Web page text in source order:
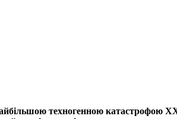
техногенною катастрофою